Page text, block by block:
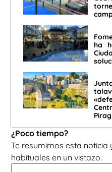
ha
¿Poco tiempo?
Te resumimos esta
habituales en un vistazo.